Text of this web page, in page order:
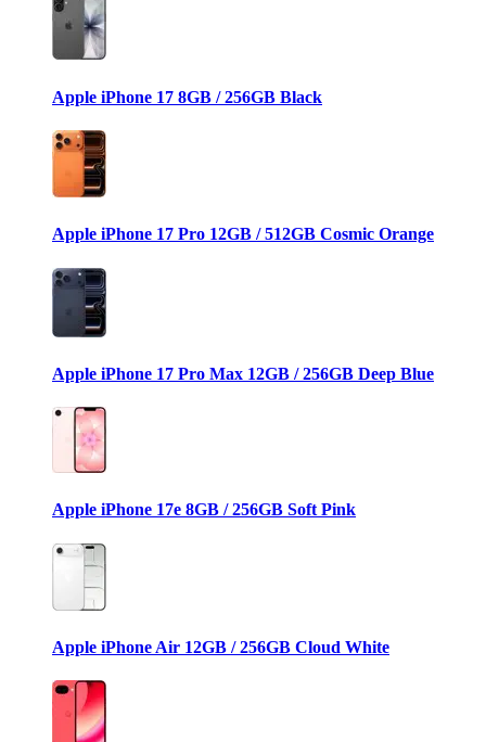
Apple iPhone 17 8GB / 256GB Black
Apple iPhone 17 Pro 12GB / 512GB Cosmic Orange
Apple iPhone 17 Pro Max 12GB / 256GB Deep Blue
Apple iPhone 17e 8GB / 256GB Soft Pink
Apple iPhone Air 12GB / 256GB Cloud White